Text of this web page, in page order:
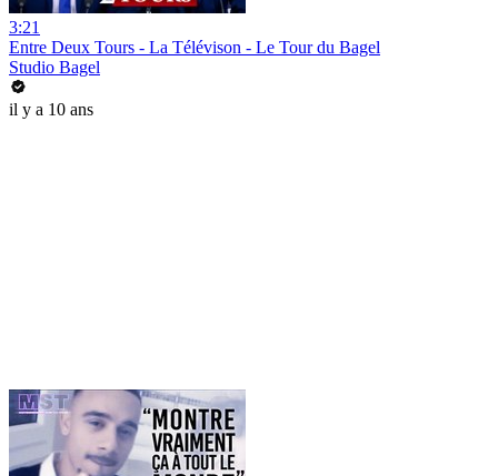
3:21
Entre Deux Tours - La Télévison - Le Tour du Bagel
Studio Bagel
il y a 10 ans